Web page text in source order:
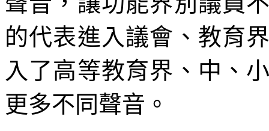
的代表進入議會、教育
入了高等教育界、中、
更多不同聲音。